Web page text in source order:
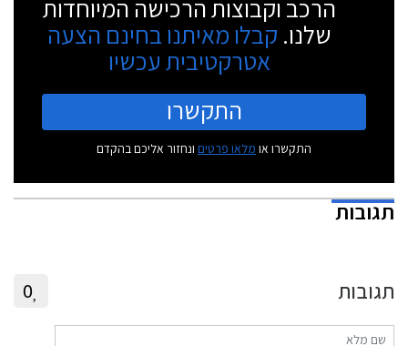
הרכב וקבוצות הרכישה המיוחדות
שלנו. קבלו מאיתנו בחינם הצעה
אטרקטיבית עכשיו
התקשרו
התקשרו או מלאו פרטים ונחזור אליכם בהקדם
תגובות
תגובות 0